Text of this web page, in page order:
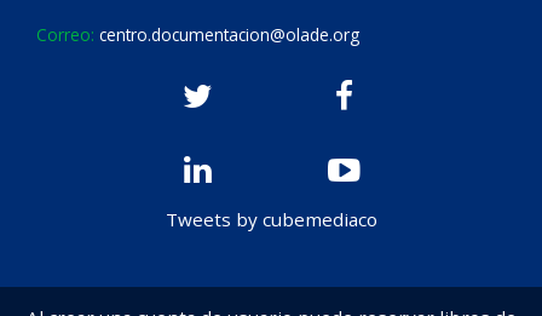
Correo: centro.documentacion@olade.org
Tweets by cubemediaco